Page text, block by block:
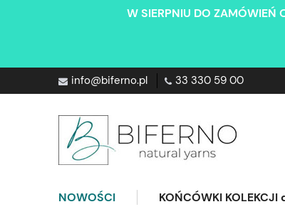
W SIERPNIU DO ZAMÓWIEŃ
info@biferno.pl 33 330 59 00
NOWOŚCI KOŃCÓWKI KOLEKCJI